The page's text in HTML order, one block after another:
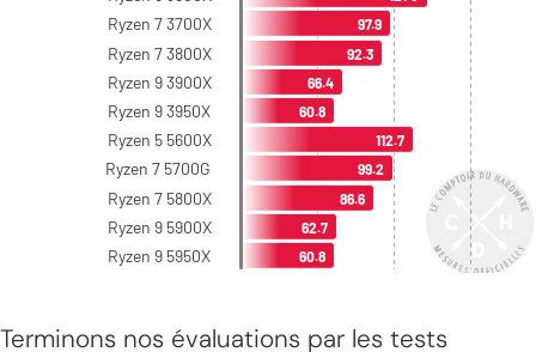
Terminons nos évaluations par les tests